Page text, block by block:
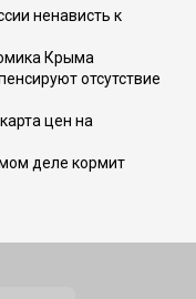
ненависть к
Крыма
отсутствие
цен на
деле кормит